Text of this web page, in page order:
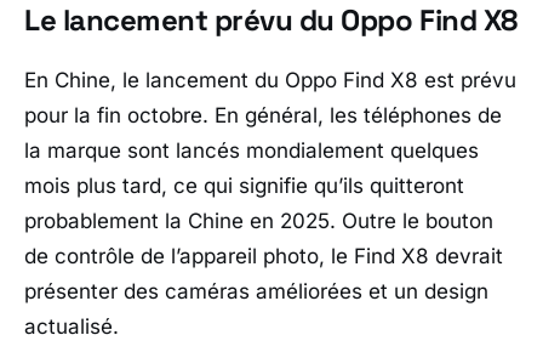
Le lancement prévu du Oppo Find X8
En Chine, le lancement du Oppo Find X8 est prévu
pour la fin octobre. En général, les téléphones de
la marque sont lancés mondialement quelques
mois plus tard, ce qui signifie qu’ils quitteront
probablement la Chine en 2025. Outre le bouton
de contrôle de l’appareil photo, le Find X8 devrait
présenter des caméras améliorées et un design
actualisé.